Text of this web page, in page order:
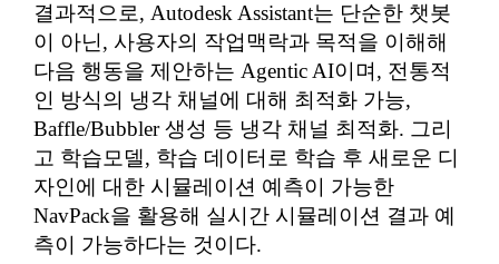
결과적으로, Autodesk Assistant는 단순한 챗봇
이 아닌, 사용자의 작업맥락과 목적을 이해해
다음 행동을 제안하는 Agentic AI이며, 전통적
인 방식의 냉각 채널에 대해 최적화 가능,
Baffle/Bubbler 생성 등 냉각 채널 최적화. 그리
고 학습모델, 학습 데이터로 학습 후 새로운 디
자인에 대한 시뮬레이션 예측이 가능한
NavPack을 활용해 실시간 시뮬레이션 결과 예
측이 가능하다는 것이다.